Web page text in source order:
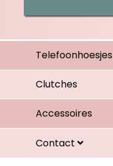
Telefoonhoesjes
Clutches
Accessoires
Contact